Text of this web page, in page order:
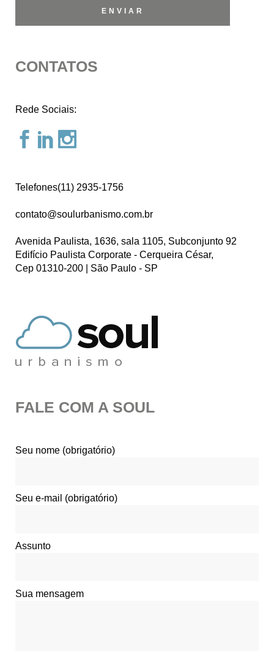
CONTATOS
Rede Sociais:
Telefones(11) 2935-1756
contato@soulurbanismo.com.br
Avenida Paulista, 1636, sala 1105, Subconjunto 92
Edifício Paulista Corporate - Cerqueira César,
Cep 01310-200 | São Paulo - SP
FALE COM A SOUL
Seu nome (obrigatório)
Seu e-mail (obrigatório)
Assunto
Sua mensagem